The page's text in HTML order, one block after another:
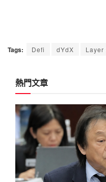
Tags: Defi dYdX Layer
熱門文章